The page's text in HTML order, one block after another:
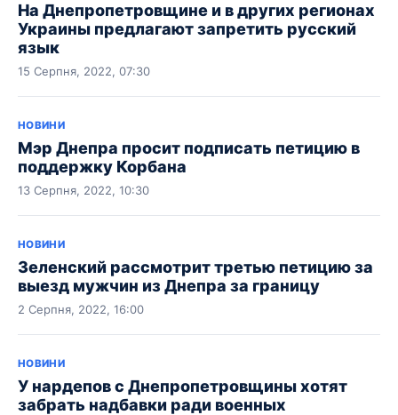
На Днепропетровщине и в других регионах
Украины предлагают запретить русский
язык
15 Серпня, 2022, 07:30
НОВИНИ
Мэр Днепра просит подписать петицию в
поддержку Корбана
13 Серпня, 2022, 10:30
НОВИНИ
Зеленский рассмотрит третью петицию за
выезд мужчин из Днепра за границу
2 Серпня, 2022, 16:00
НОВИНИ
У нардепов с Днепропетровщины хотят
забрать надбавки ради военных